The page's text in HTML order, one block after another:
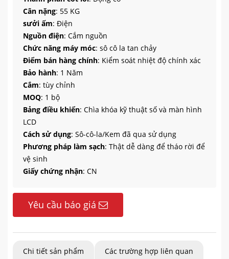
Cân nặng: 55 KG
sưởi ấm: Điện
Nguồn điện: Cắm nguồn
Chức năng máy móc: sô cô la tan chảy
Điểm bán hàng chính: Kiểm soát nhiệt độ chính xác
Bảo hành: 1 Năm
Cắm: tùy chỉnh
MOQ: 1 bộ
Bảng điều khiển: Chìa khóa kỹ thuật số và màn hình
LCD
Cách sử dụng: Sô-cô-la/Kem đã qua sử dụng
Phương pháp làm sạch: Thật dễ dàng để tháo rời để
vệ sinh
Giấy chứng nhận: CN
Yêu cầu báo giá
Chi tiết sản phẩm Các trường hợp liên quan